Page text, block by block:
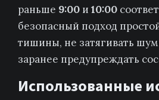
раньше 9:00 и 10:00
безопасный подход
тишины, не затягивать
заранее предупреждать
Использованные